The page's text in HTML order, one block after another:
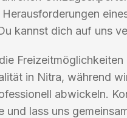
kannst dich auf uns
Freizeitmöglichkeiten
in Nitra, während
abwickeln.
und lass uns